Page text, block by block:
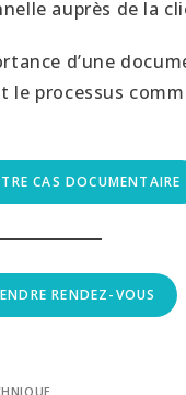
auprès de la
d’une
le processus
CAS DOCUMENTAIRE
RENDEZ-VOUS